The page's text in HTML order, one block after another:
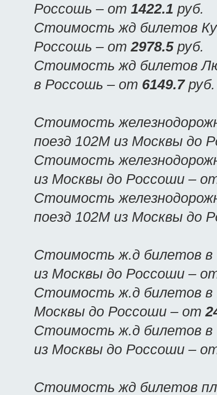
Россошь – от 1422.1 руб.
Стоимость жд билетов
Россошь – от2978.5руб.
Стоимость жд билетов
в Россошь – от 6149.7руб.
Стоимость
поезд 102М из Москвы до
Стоимость
из Москвы до Россоши –
Стоимость
поезд 102М из Москвы до
Стоимость ж.д билетов в
из Москвы до Россоши –
Стоимость ж.д билетов в
Москвы до Россоши – от
Стоимость ж.д билетов в
из Москвы до Россоши –
Стоимость жд билетов